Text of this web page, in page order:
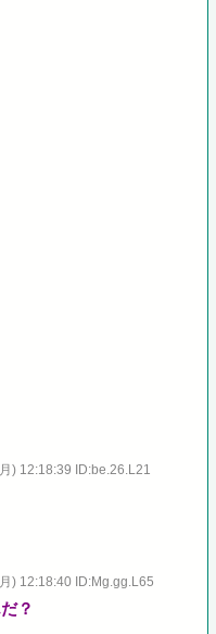
) 12:18:39 ID:be.26.L21
) 12:18:40 ID:Mg.gg.L65
？